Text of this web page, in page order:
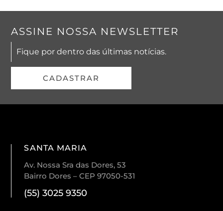
ASSINE NOSSA NEWSLETTER
Fique por dentro das últimas notícias.
CADASTRAR
SANTA MARIA
Av. Nossa Sra das Dores, 53
Bairro Dores – CEP 97050-531
(55) 3025 9350